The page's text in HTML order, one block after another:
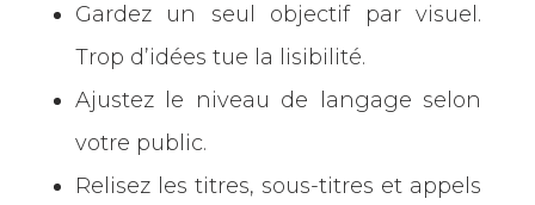
Gardez un seul objectif par visuel.
Trop d’idées tue la lisibilité.
Ajustez le niveau de langage selon
votre public.
Relisez les titres, sous-titres et appels